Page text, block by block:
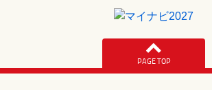
PAGE TOP